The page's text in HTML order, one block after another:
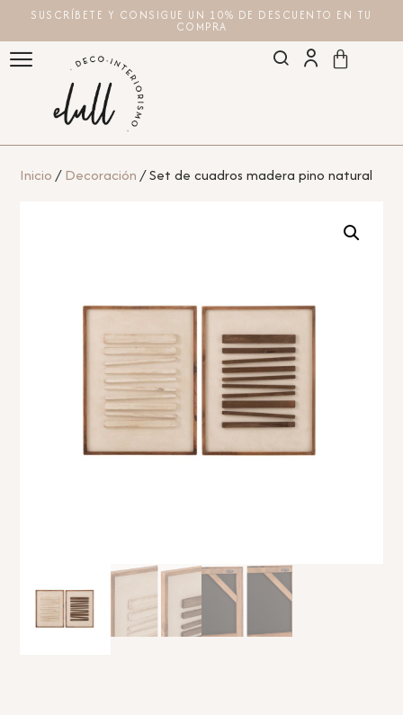
SUSCRÍBETE Y CONSIGUE UN 10% DE DESCUENTO EN TU
COMPRA
Inicio/Decoración/ Set de cuadros madera pino natural